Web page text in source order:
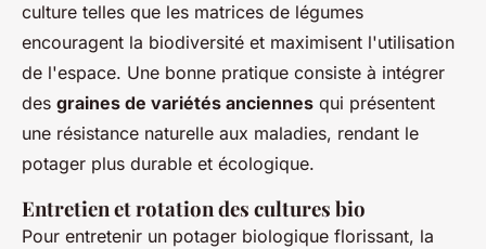
culture telles que les matrices de légumes
encouragent la biodiversité et maximisent l'utilisation
de l'espace. Une bonne pratique consiste à intégrer
des graines de variétés anciennes qui présentent
une résistance naturelle aux maladies, rendant le
potager plus durable et écologique.
Entretien et rotation des cultures bio
Pour entretenir un potager biologique florissant, la